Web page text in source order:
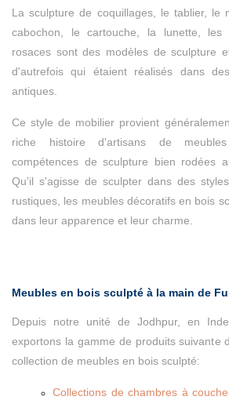
La sculpture de coquillages, le tablier, le
cabochon, le cartouche, la lunette,
rosaces sont des modèles de sculpture
d'autrefois qui étaient réalisés dans
antiques.
Ce style de mobilier provient
riche histoire d'artisans de
compétences de sculpture bien rodées
Qu'il s'agisse de sculpter dans des
rustiques, les meubles décoratifs en bois
dans leur apparence et leur charme.
Meubles en bois sculpté à la main de
Depuis notre unité de Jodhpur, en
exportons la gamme de produits suivante
collection de meubles en bois sculpté:
Collections de chambres à